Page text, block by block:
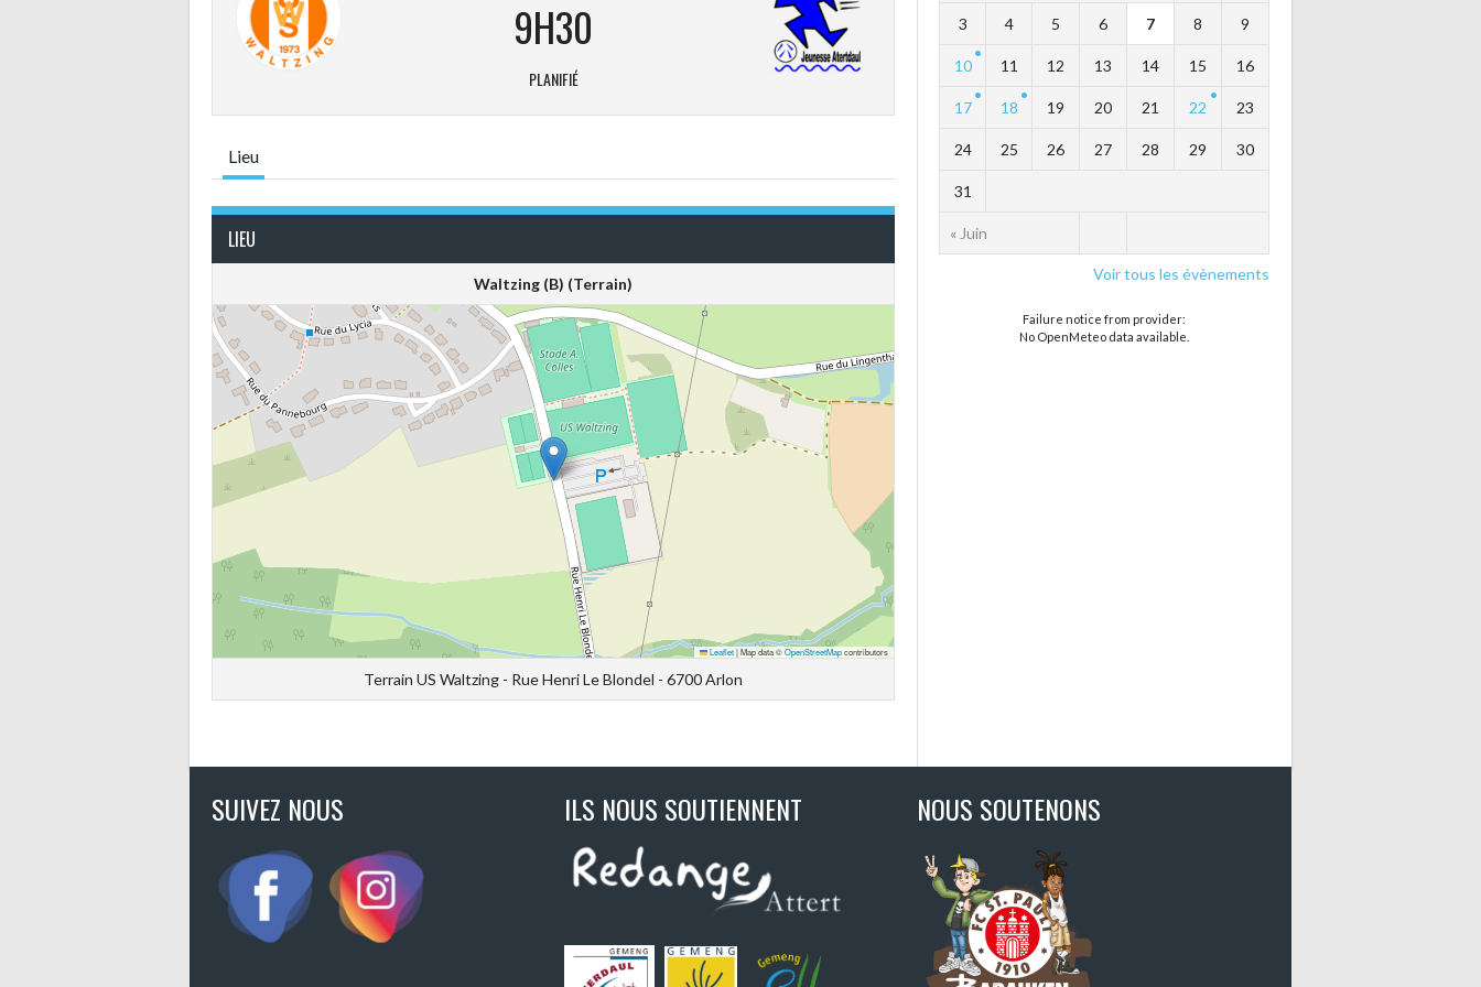
9H30
PLANIFIÉ
Lieu
LIEU
Waltzing (B) (Terrain)
Leaflet|Map data ©OpenStreetMapcontributors
Terrain US Waltzing - Rue Henri Le Blondel - 6700 Arlon
« Juin
3 4 5 6 7 8 9
10 11 12 13 14 15 16
17 18 19 20 21 22 23
24 25 26 27 28 29 30
31
Voir tous les évènements
Failure notice from provider:
No OpenMeteo data available.
SUIVEZ NOUS ILS NOUS SOUTIENNENT NOUS SOUTENONS